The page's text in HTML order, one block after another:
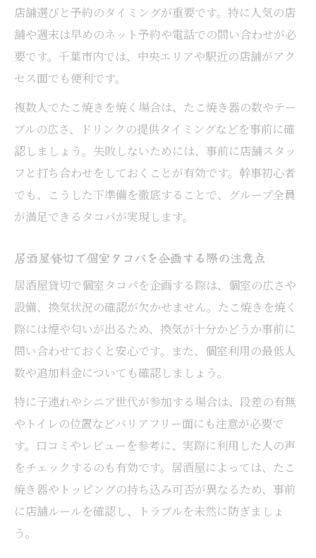
店舗選びと予約のタイミングが重要です。特に人気の店
舗や週末は早めのネット予約や電話での問い合わせが必
要です。千葉市内では、中央エリアや駅近の店舗がアク
セス面でも便利です。
複数人でたこ焼きを焼く場合は、たこ焼き器の数やテー
ブルの広さ、ドリンクの提供タイミングなどを事前に確
認しましょう。失敗しないためには、事前に店舗スタッ
フと打ち合わせをしておくことが有効です。幹事初心者
でも、こうした下準備を徹底することで、グループ全員
が満足できるタコパが実現します。
居酒屋貸切で個室タコパを企画する際の注意点
居酒屋貸切で個室タコパを企画する際は、個室の広さや
設備、換気状況の確認が欠かせません。たこ焼きを焼く
際には煙や匂いが出るため、換気が十分かどうか事前に
問い合わせておくと安心です。また、個室利用の最低人
数や追加料金についても確認しましょう。
特に子連れやシニア世代が参加する場合は、段差の有無
やトイレの位置などバリアフリー面にも注意が必要で
す。口コミやレビューを参考に、実際に利用した人の声
をチェックするのも有効です。居酒屋によっては、たこ
焼き器やトッピングの持ち込み可否が異なるため、事前
に店舗ルールを確認し、トラブルを未然に防ぎましょ
う。